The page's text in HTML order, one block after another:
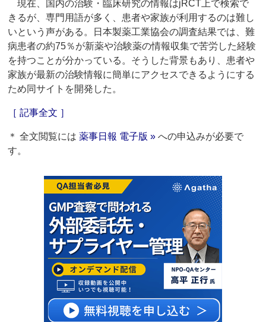
現在、国内の治験・臨床研究の情報はjRCT上で検索で
きるが、専門用語が多く、患者や家族が利用するのは難し
いという声がある。日本製薬工業協会の調査結果では、難
病患者の約75％が新薬や治験薬の情報収集で苦労した経験
を持つことが分かっている。そうした背景もあり、患者や
家族が最新の治験情報に簡単にアクセスできるようにする
ため同サイトを開発した。
［ 記事全文 ］
＊ 全文閲覧には薬事日報 電子版 » への申込みが必要で
す。